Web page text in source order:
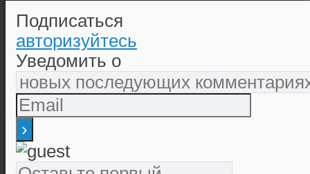
Подписаться
авторизуйтесь
Уведомить о